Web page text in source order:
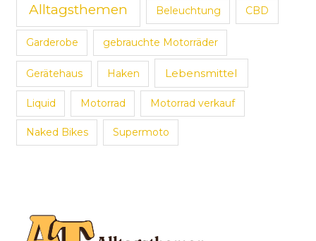
Alltagsthemen Beleuchtung CBD
Garderobe gebrauchte Motorräder
Gerätehaus Haken Lebensmittel
Liquid Motorrad Motorrad verkauf
Naked Bikes Supermoto